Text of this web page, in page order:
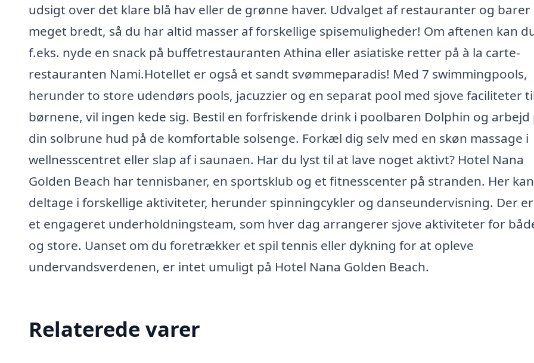
udsigt over det klare blå hav eller de grønne haver. Udvalget af restauranter og barer
meget bredt, så du har altid masser af forskellige spisemuligheder! Om aftenen kan
f.eks. nyde en snack på buffetrestauranten Athina eller asiatiske retter på à la carte-
restauranten Nami.Hotellet er også et sandt svømmeparadis! Med 7 swimmingpools,
herunder to store udendørs pools, jacuzzier og en separat pool med sjove faciliteter
børnene, vil ingen kede sig. Bestil en forfriskende drink i poolbaren Dolphin og arbejd
din solbrune hud på de komfortable solsenge. Forkæl dig selv med en skøn massage i
wellnesscentret eller slap af i saunaen. Har du lyst til at lave noget aktivt? Hotel Nana
Golden Beach har tennisbaner, en sportsklub og et fitnesscenter på stranden. Her
deltage i forskellige aktiviteter, herunder spinningcykler og danseundervisning. Der
et engageret underholdningsteam, som hver dag arrangerer sjove aktiviteter for
og store. Uanset om du foretrækker et spil tennis eller dykning for at opleve
undervandsverdenen, er intet umuligt på Hotel Nana Golden Beach.
Relaterede varer